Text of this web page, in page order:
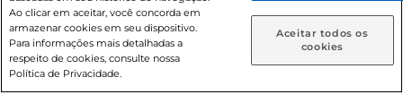
suas compras:
Entrega em casa Retire em Loja
© 2026 Copyright. Todos os direitos
reservados Prezunic.
Ao clicar em aceitar, você concorda em
armazenar cookies em seu dispositivo.
Para informações mais detalhadas a
respeito de cookies, consulte nossa
Política de Privacidade.
Aceitar todos os
cookies